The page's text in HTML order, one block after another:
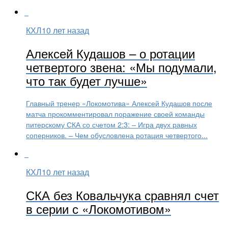
КХЛ10 лет назад
Алексей Кудашов – о ротации
четвертого звена: «Мы подумали,
что так будет лучше»
Главный тренер «Локомотива» Алексей Кудашов после
матча прокомментировал поражение своей команды
питерскому СКА со счетом 2:3: – Игра двух равных
соперников. – Чем обусловлена ротация четвертого...
КХЛ10 лет назад
СКА без Ковальчука сравнял счет
в серии с «Локомотивом»